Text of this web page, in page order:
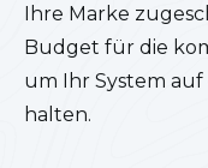
Ihre Marke
Budget für die
um Ihr System
halten.